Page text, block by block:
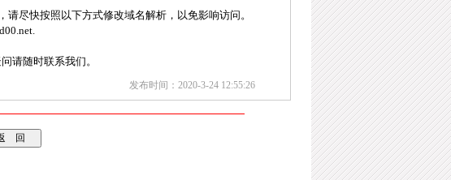
尽快按照以下方式修改域名解析，以免影响访问。
请随时联系我们。
发布时间：2020-3-24 12:55:26